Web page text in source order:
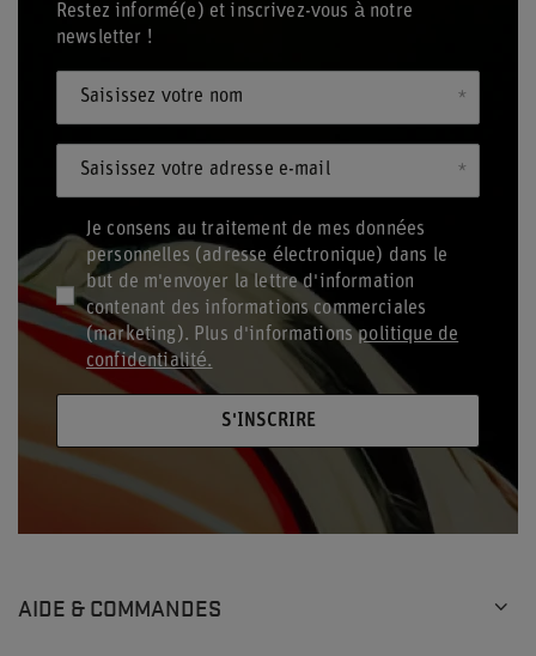
Restez informé(e) et inscrivez-vous à notre
newsletter !
Saisissez votre nom
Saisissez votre adresse e-mail
Je consens au traitement de mes données
personnelles (adresse électronique) dans le
but de m'envoyer la lettre d'information
contenant des informations commerciales
(marketing). Plus d'informationspolitique de
confidentialité.
S'INSCRIRE
AIDE & COMMANDES